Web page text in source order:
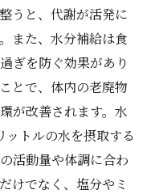
うと、代謝が活発に
また、水分補給は食
ぎを防ぐ効果があり
とで、体内の老廃物
が改善されます。水
トルの水を摂取する
活動量や体調に合わ
けでなく、塩分やミ